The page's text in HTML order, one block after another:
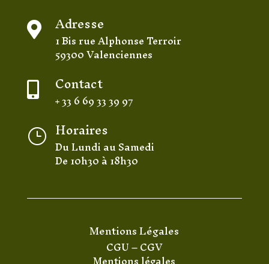
 Adresse
1 Bis rue Alphonse Terroir
59300 Valenciennes
 Contact
+ 33 6 69 33 39 97
} Horaires
Du Lundi au Samedi
De 10h30 à 18h30
Mentions Légales
CGU–CGV